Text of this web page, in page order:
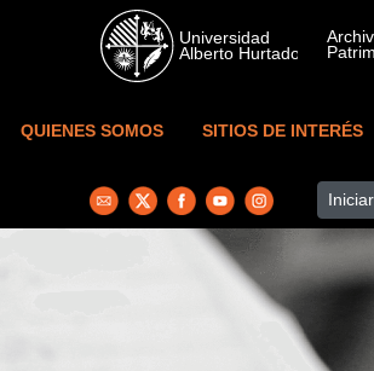
Skip to main content
QUIENES SOMOS SITIOS DE INTERÉS